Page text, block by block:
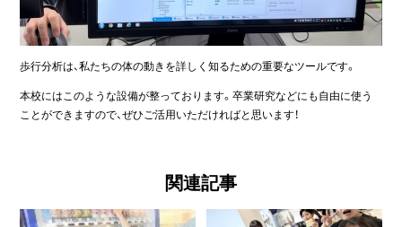
歩行分析は、私たちの体の動きを詳しく知るための重要なツールです。
本校にはこのような設備が整っております。卒業研究などにも自由に使う
ことができますので、ぜひご活用いただければと思います！
関連記事